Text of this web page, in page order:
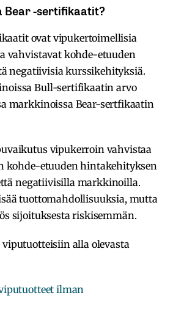
Bear -sertifikaatit?
ovat vipukertoimellisia
vahvistavat kohde-etuuden
negatiivisia kurssikehityksiä.
Bull-sertifikaatin arvo
markkinoissa Bear-sertfikaatin
vipukerroin vahvistaa
kohde-etuuden hintakehityksen
negatiivisilla markkinoilla.
tuottomahdollisuuksia, mutta
sijoituksesta riskisemmän.
alla olevasta
ilman